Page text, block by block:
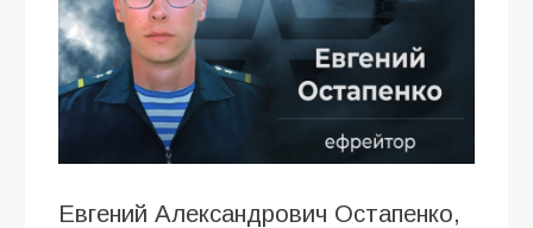
Евгений Александрович Остапенко,